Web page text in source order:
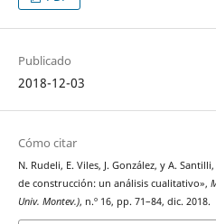
Publicado
2018-12-03
Cómo citar
N. Rudeli, E. Viles, J. González, y A.
de construcción: un análisis cualitativo»,
Univ. Montev.), n.º 16, pp. 71–84, dic. 2018.